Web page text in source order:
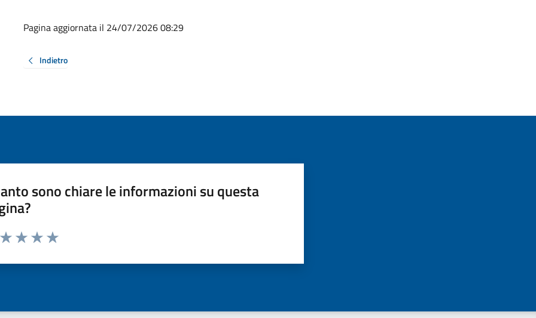
Pagina aggiornata il 24/07/2026 08:29
Indietro
sono chiare le informazioni su questa
da 1 a 5 stelle la pagina